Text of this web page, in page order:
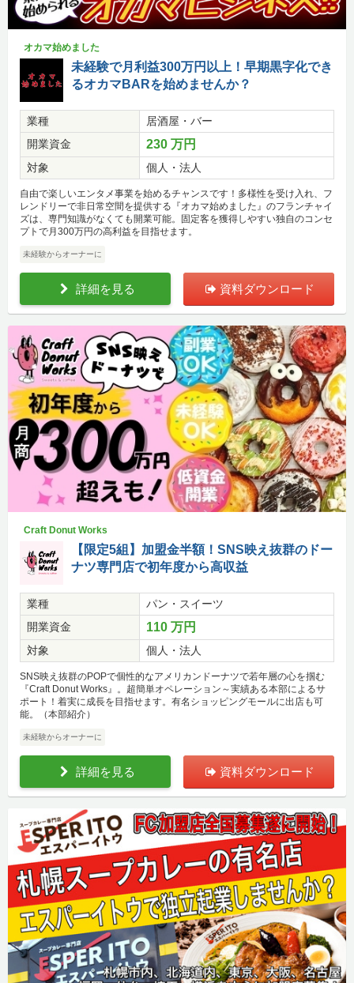
オカマ始めました
未経験で月利益300万円以上！早期黒字化でき
るオカマBARを始めませんか？
業種
居酒屋・バー
開業資金
230 万円
対象 個人・法人
自由で楽しいエンタメ事業を始めるチャンスです！多様性を受け入れ、フ
レンドリーで非日常空間を提供する『オカマ始めました』のフランチャイ
ズは、専門知識がなくても開業可能。固定客を獲得しやすい独自のコンセ
プトで月300万円の高利益を目指せます。
未経験からオーナーに
詳細を見る 資料ダウンロード
Craft Donut Works
【限定5組】加盟金半額！SNS映え抜群のドー
ナツ専門店で初年度から高収益
業種
パン・スイーツ
開業資金
110 万円
対象 個人・法人
SNS映え抜群のPOPで個性的なアメリカンドーナツで若年層の心を掴む
『Craft Donut Works』。超簡単オペレーション～実績ある本部によるサ
ポート！着実に成長を目指せます。有名ショッピングモールに出店も可
能。（本部紹介）
未経験からオーナーに
詳細を見る 資料ダウンロード